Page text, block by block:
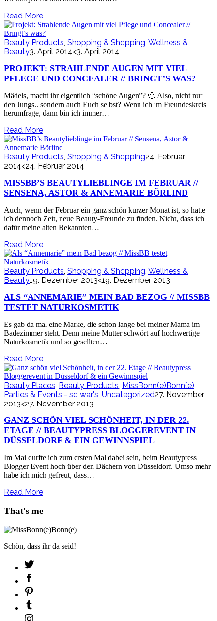
Read More
Beauty Products, Shopping & Shopping, Wellness &
Beauty3. April 2014<3. April 2014
PROJEKT: STRAHLENDE AUGEN MIT VIEL
PFLEGE UND CONCEALER // BRINGT’S WAS?
Mädels, macht ihr eigentlich “schöne Augen”? 🙂 Also, nicht nur
den Jungs.. sondern auch Euch selbst? Wenn ich im Freundeskreis
herumfrage, dann bin ich immer…
Read More
Beauty Products, Shopping & Shopping24. Februar
2014<24. Februar 2014
MISSBB’S BEAUTYLIEBLINGE IM FEBRUAR //
SENSENA, ASTOR & ANNEMARIE BÖRLIND
Auch, wenn der Februar ein ganz schön kurzer Monat ist, so hatte
ich dennoch Zeit, neue Beauty-Freunde zu finden. Nicht, dass ich
dafür meine alten Bekannten…
Read More
Beauty Products, Shopping & Shopping, Wellness &
Beauty19. Dezember 2013<19. Dezember 2013
ALS “ANNEMARIE” MEIN BAD BEZOG // MISSBB
TESTET NATURKOSMETIK
Es gab da mal eine Marke, die schon lange bei meiner Mama im
Badezimmer steht. Denn meine Mutter schwört auf hochwertige
Naturkosmetik und so gesellten…
Read More
Beauty Places Beauty Products MissBonn(e)Bonn(e)
Parties & Events - so war's Uncategorized27. November
2013<27. November 2013
GANZ SCHÖN VIEL SCHÖNHEIT, IN DER 22.
ETAGE // BEAUTYPRESS BLOGGEREVENT IN
DÜSSELDORF & EIN GEWINNSPIEL
Im Mai durfte ich zum ersten Mal dabei sein, beim Beautypress
Blogger Event hoch über den Dächern von Düsseldorf. Umso mehr
habe ich mich gefreut, dass…
Read More
That's me
Schön, dass ihr da seid!